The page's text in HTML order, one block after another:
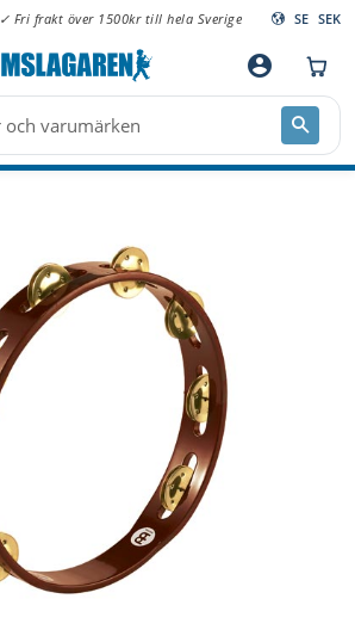
✓ Fri frakt över 1500kr till hela Sverige SE SEK
account_circle